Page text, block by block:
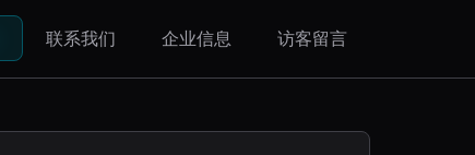
联系我们 企业信息 访客留言